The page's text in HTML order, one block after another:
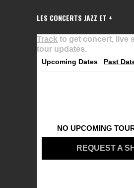
LES CONCERTS JAZZ ET +
Track to get concert, live
tour updates.
Upcoming Dates Past
NO UPCOMING
REQUEST A